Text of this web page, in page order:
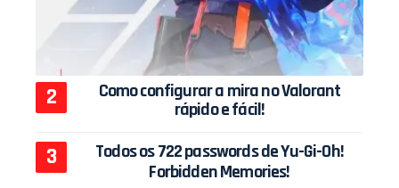
Como configurar a mira no Valorant
rápido e fácil!
Todos os 722 passwords de Yu-Gi-Oh!
Forbidden Memories!